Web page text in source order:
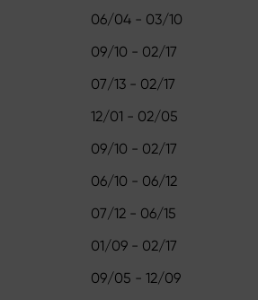
06/04 - 03/10
09/10 - 02/17
07/13 - 02/17
12/01 - 02/05
09/10 - 02/17
06/10 - 06/12
07/12 - 06/15
01/09 - 02/17
09/05 - 12/09